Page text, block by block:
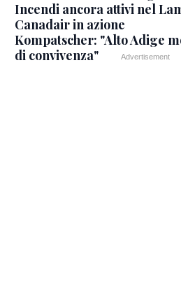
Incendi ancora attivi nel
Canadair in azione
Kompatscher: "Alto Adige
di convivenza"